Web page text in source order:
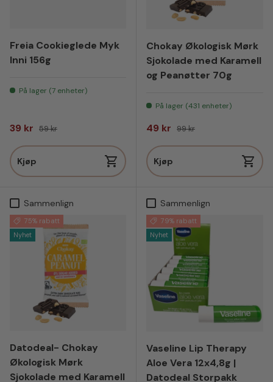
Freia Cookieglede Myk
Inni 156g
På lager (7 enheter)
Salgspris
39 kr Vanlig pris
59 kr
Kjøp
Chokay Økologisk Mørk
Sjokolade med Karamell
og Peanøtter 70g
På lager (431 enheter)
Salgspris
49 kr Vanlig pris
99 kr
Kjøp
Sammenlign
75% rabatt
Nyhet
Datodeal- Chokay
Økologisk Mørk
Sjokolade med Karamell
Sammenlign
79% rabatt
Nyhet
Vaseline Lip Therapy
Aloe Vera 12x4,8g |
Datodeal Storpakk